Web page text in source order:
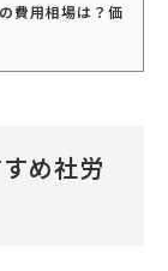
費用相場は？価
め社労